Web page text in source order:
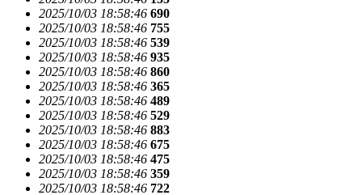
2025/10/03 18:58:46 690
2025/10/03 18:58:46 755
2025/10/03 18:58:46 539
2025/10/03 18:58:46 935
2025/10/03 18:58:46 860
2025/10/03 18:58:46 365
2025/10/03 18:58:46 489
2025/10/03 18:58:46 529
2025/10/03 18:58:46 883
2025/10/03 18:58:46 675
2025/10/03 18:58:46 475
2025/10/03 18:58:46 359
2025/10/03 18:58:46 722